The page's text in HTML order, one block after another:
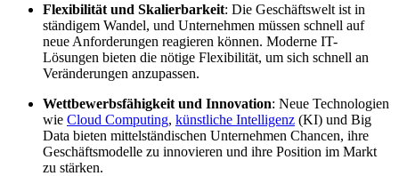
Flexibilität und Skalierbarkeit: Die Geschäftswelt ist in
ständigem Wandel, und Unternehmen müssen schnell auf
neue Anforderungen reagieren können. Moderne IT-
Lösungen bieten die nötige Flexibilität, um sich schnell an
Veränderungen anzupassen.
Wettbewerbsfähigkeit und Innovation: Neue Technologien
wie Cloud Computing, künstliche Intelligenz (KI) und Big
Data bieten mittelständischen Unternehmen Chancen, ihre
Geschäftsmodelle zu innovieren und ihre Position im Markt
zu stärken.